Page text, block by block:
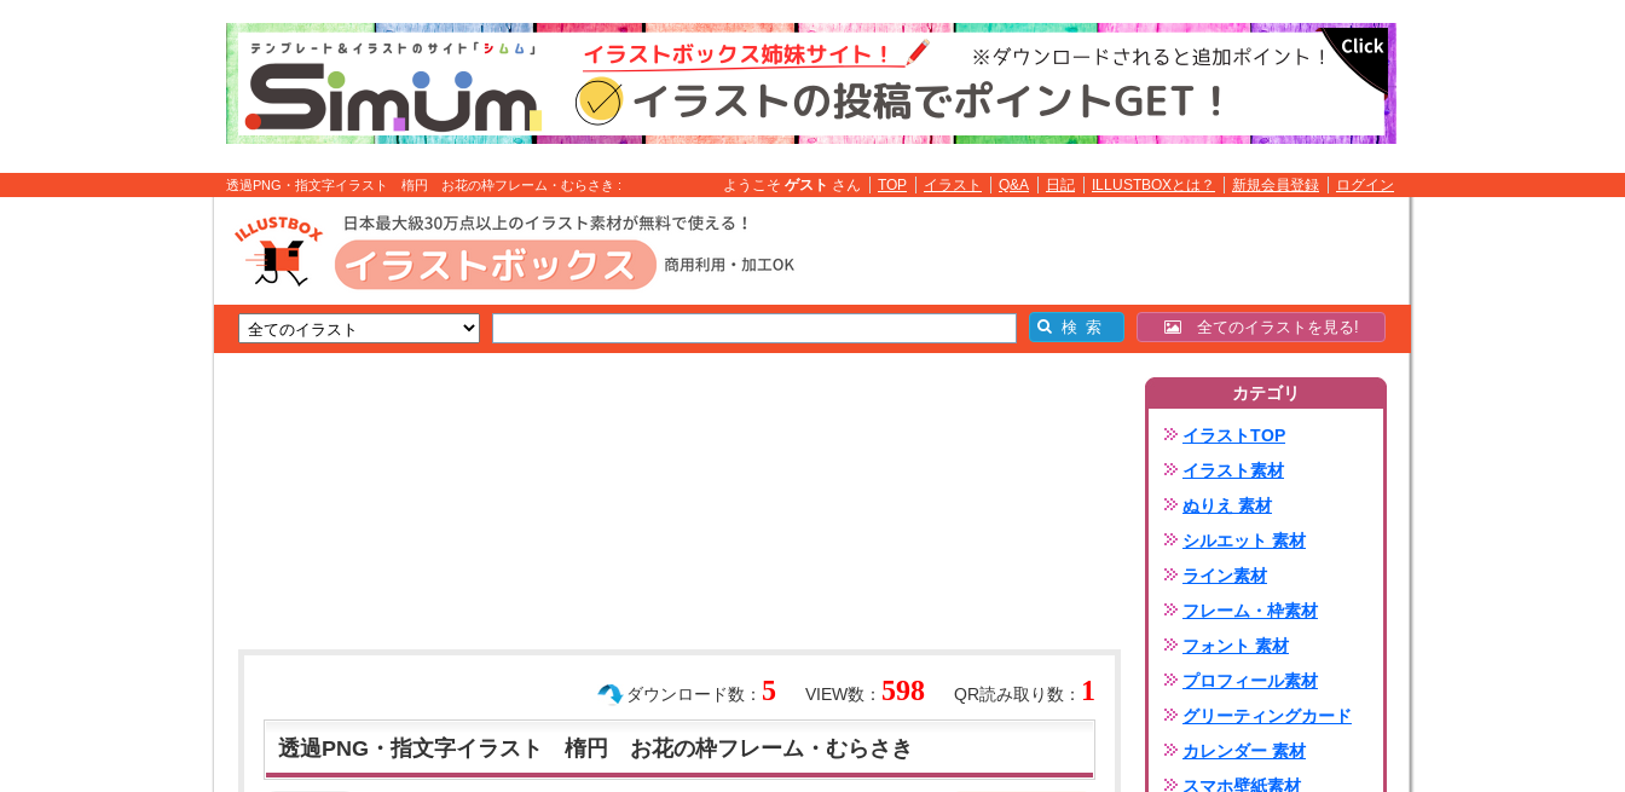
透過PNG・指文字イラスト 楕円 お花の枠フレーム・むらさき :
ようこそ ゲスト さん TOP イラスト Q&A 日記 ILLUSTBOXとは？ 新規会員登録 ログイン
全てのイラストを見る!
QR読み取り数： 1
VIEW数： 598
ダウンロード数： 5
透過PNG・指文字イラスト 楕円 お花の枠フレーム・むらさき
カテゴリ
イラストTOP
イラスト素材
ぬりえ 素材
シルエット 素材
ライン素材
フレーム・枠素材
フォント 素材
プロフィール素材
グリーティングカード
カレンダー 素材
スマホ壁紙素材